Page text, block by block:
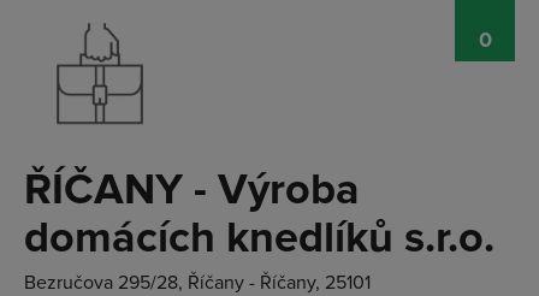
ŘÍČANY - Výroba
domácích knedlíků s.r.o.
Bezručova 295/28, Říčany - Říčany, 25101
0